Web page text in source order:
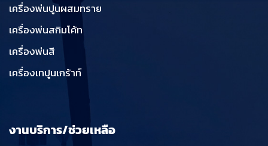
เครื่องพ่นปูนผสมทราย
เครื่องพ่นสกิมโค้ท
เครื่องพ่นสี
เครื่องเทปูนเกร้าท์
งานบริการ/ช่วยเหลือ